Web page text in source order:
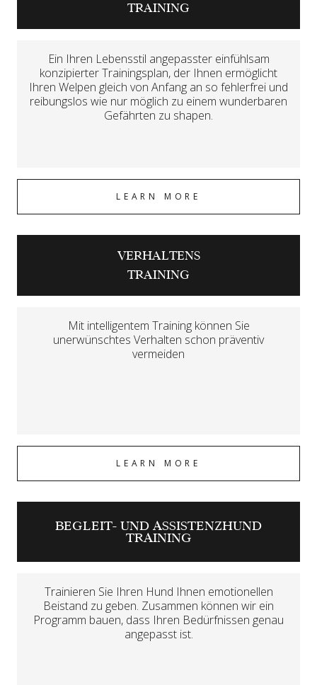
TRAINING
Ein Ihren Lebensstil angepasster einfühlsam
konzipierter Trainingsplan, der Ihnen ermöglicht
Ihren Welpen gleich von Anfang an so fehlerfrei und
reibungslos wie nur möglich zu einem wunderbaren
Gefährten zu shapen.
LEARN MORE
VERHALTENS
TRAINING
Mit intelligentem Training können Sie
unerwünschtes Verhalten schon präventiv
vermeiden
LEARN MORE
BEGLEIT- UND ASSISTENZHUND
TRAINING
Trainieren Sie Ihren Hund Ihnen emotionellen
Beistand zu geben. Zusammen können wir ein
Programm bauen, dass Ihren Bedürfnissen genau
angepasst ist.